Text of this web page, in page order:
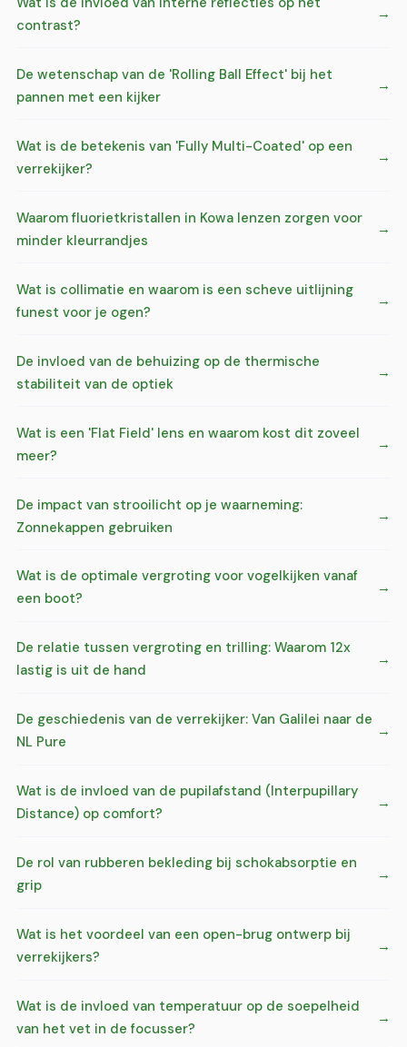
contrast?
De wetenschap van de 'Rolling Ball Effect' bij het
pannen met een kijker
Wat is de betekenis van 'Fully Multi-Coated' op een
verrekijker?
Waarom fluorietkristallen in Kowa lenzen zorgen voor
minder kleurrandjes
Wat is collimatie en waarom is een scheve uitlijning
funest voor je ogen?
De invloed van de behuizing op de thermische
stabiliteit van de optiek
Wat is een 'Flat Field' lens en waarom kost dit zoveel
meer?
De impact van strooilicht op je waarneming:
Zonnekappen gebruiken
Wat is de optimale vergroting voor vogelkijken vanaf
een boot?
De relatie tussen vergroting en trilling: Waarom 12x
lastig is uit de hand
De geschiedenis van de verrekijker: Van Galilei naar de
NL Pure
Wat is de invloed van de pupilafstand (Interpupillary
Distance) op comfort?
De rol van rubberen bekleding bij schokabsorptie en
grip
Wat is het voordeel van een open-brug ontwerp bij
verrekijkers?
Wat is de invloed van temperatuur op de soepelheid
van het vet in de focusser?